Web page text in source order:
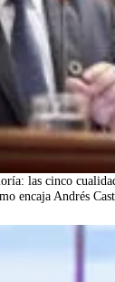
las cinco
encaja Andrés